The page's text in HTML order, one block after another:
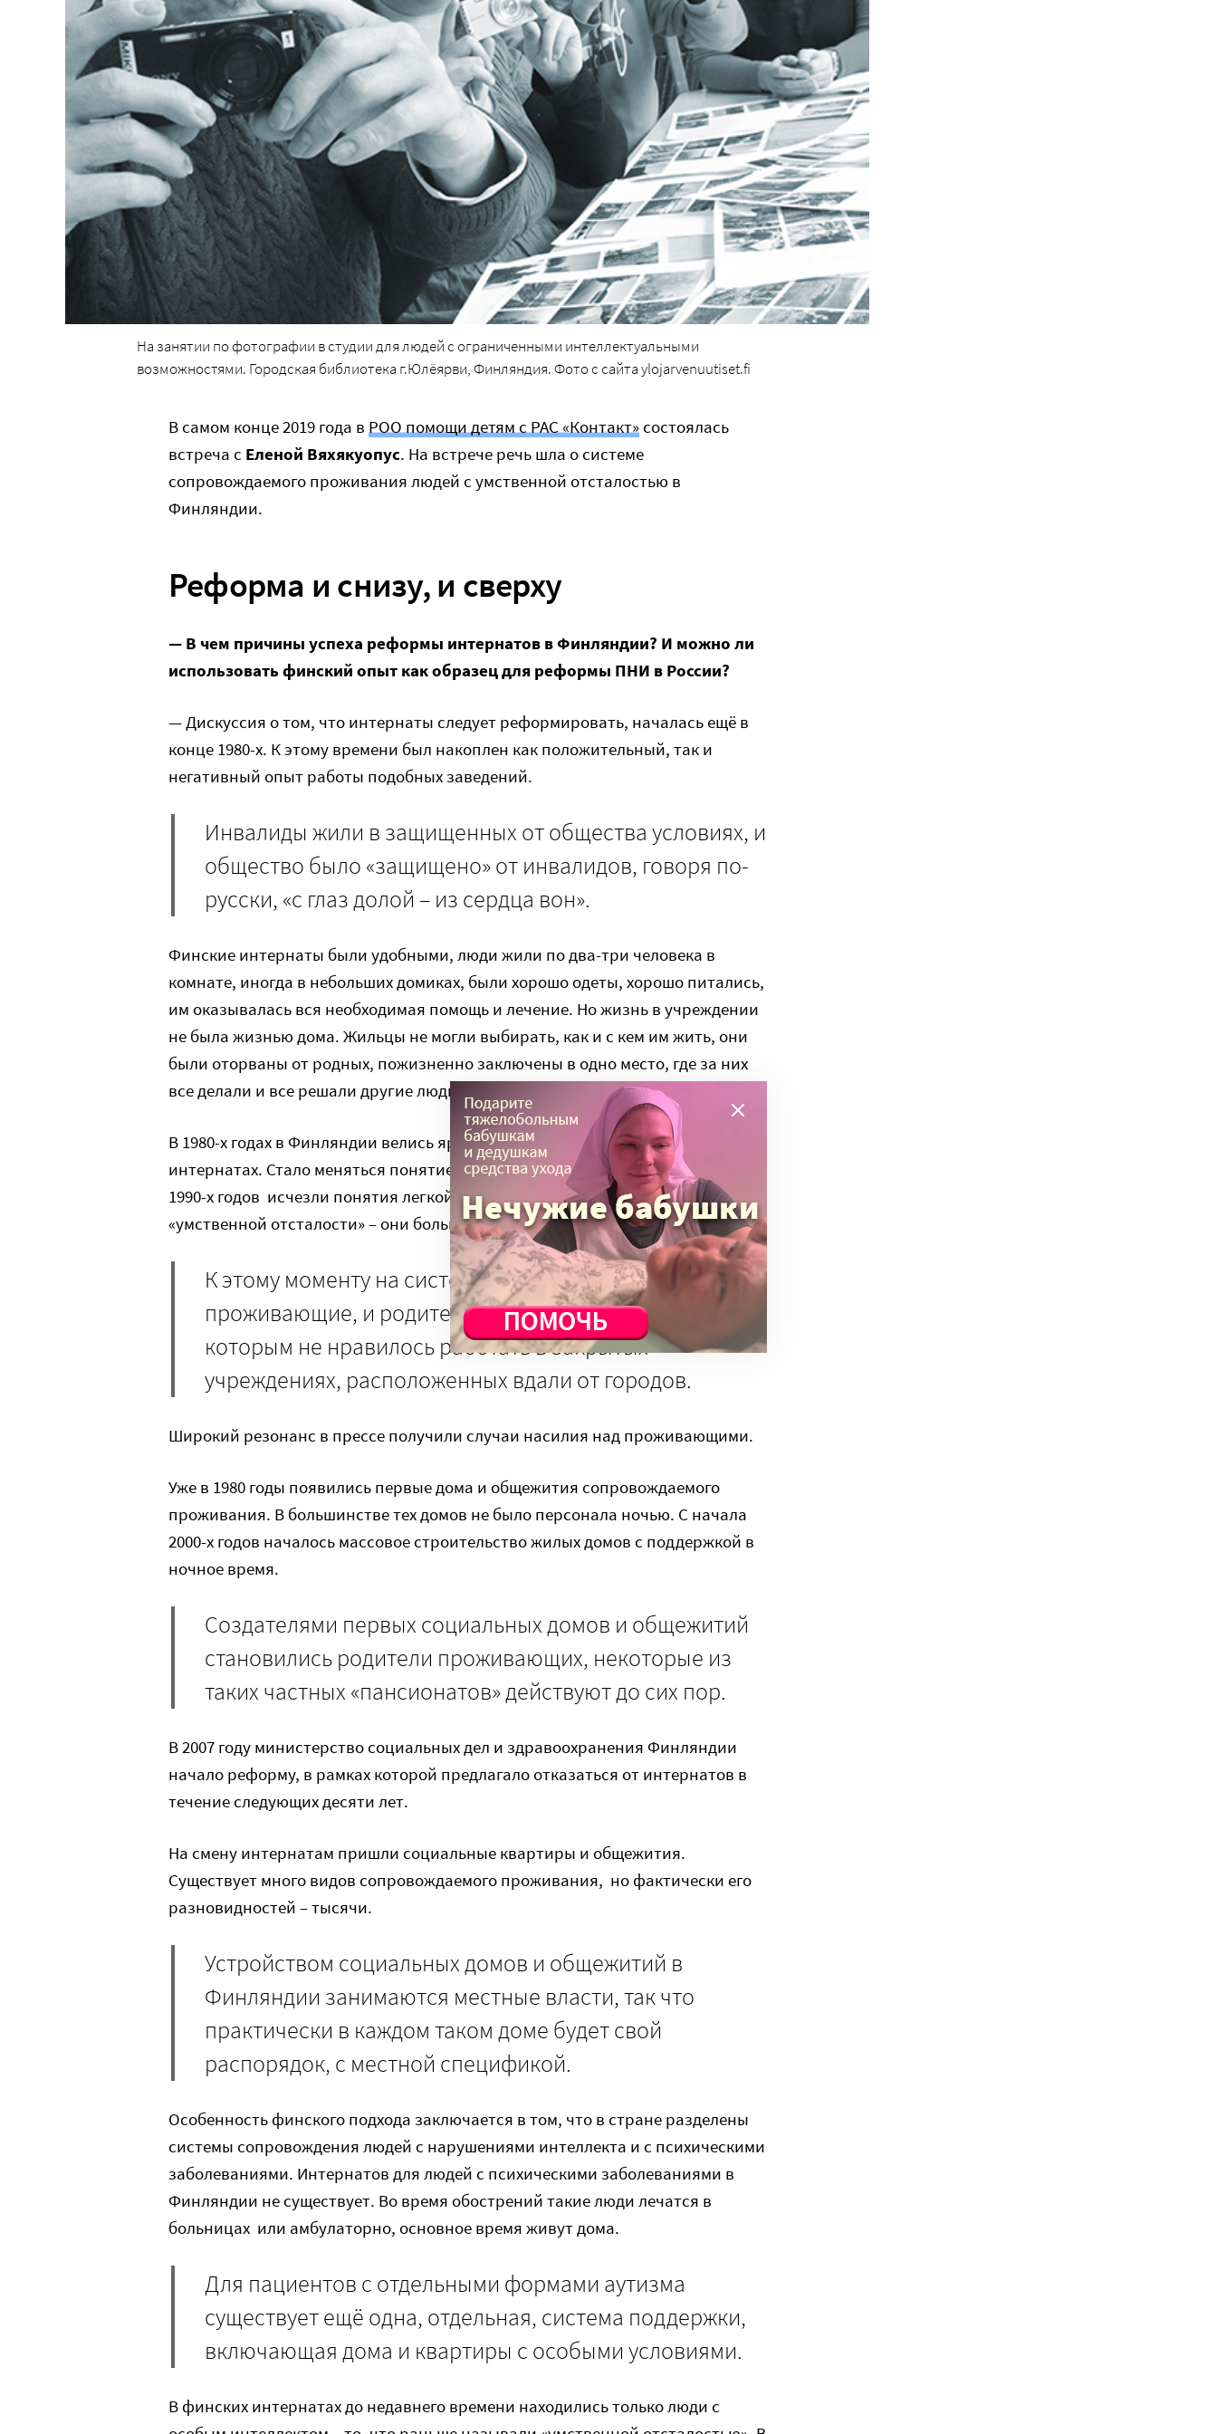
На занятии по фотографии в студии для людей с ограниченными интеллектуальными
возможностями. Городская библиотека г.Юлёярви, Финляндия. Фото с сайта ylojarvenuutiset.fi
В самом конце 2019 года в РОО помощи детям с РАС «Контакт»состоялась
встреча с Еленой Вяхякуопус. На встрече речь шла о системе
сопровождаемого проживания людей с умственной отсталостью в
Финляндии.
Реформа и снизу, и сверху
— В чем причины успеха реформы интернатов в Финляндии? И можно ли
использовать финский опыт как образец для реформы ПНИ в России?
— Дискуссия о том, что интернаты следует реформировать, началась ещё в
конце 1980-х. К этому времени был накоплен как положительный, так и
негативный опыт работы подобных заведений.
Инвалиды жили в защищенных от общества условиях, и
общество было «защищено» от инвалидов, говоря по-
русски, «с глаз долой – из сердца вон».
Финские интернаты были удобными, люди жили по два-три человека в
комнате, иногда в небольших домиках, были хорошо одеты, хорошо питались,
им оказывалась вся необходимая помощь и лечение. Но жизнь в учреждении
не была жизнью дома. Жильцы не могли выбирать, как и с кем им жить, они
были оторваны от родных, пожизненно заключены в одно место, где за них
все делали и все решали другие люди.
В 1980-х годах в Финляндии велись яростные споры о качестве жизни в
интернатах. Стало меняться понятие и определение инвалидности. В начале
1990-х годов исчезли понятия легкой, умеренной, глубокой и тяжелой
«умственной отсталости» – они больше не включались в диагнозы.
К этому моменту на систему интернатов жаловались и
проживающие, и родители, и сами сотрудники,
которым не нравилось работать в закрытых
учреждениях, расположенных вдали от городов.
Широкий резонанс в прессе получили случаи насилия над проживающими.
Уже в 1980 годы появились первые дома и общежития сопровождаемого
проживания. В большинстве тех домов не было персонала ночью. С начала
2000-х годов началось массовое строительство жилых домов с поддержкой в
ночное время.
Создателями первых социальных домов и общежитий
становились родители проживающих, некоторые из
таких частных «пансионатов» действуют до сих пор.
В 2007 году министерство социальных дел и здравоохранения Финляндии
начало реформу, в рамках которой предлагало отказаться от интернатов в
течение следующих десяти лет.
На смену интернатам пришли социальные квартиры и общежития.
Существует много видов сопровождаемого проживания, но фактически его
разновидностей – тысячи.
Устройством социальных домов и общежитий в
Финляндии занимаются местные власти, так что
практически в каждом таком доме будет свой
распорядок, с местной спецификой.
Особенность финского подхода заключается в том, что в стране разделены
системы сопровождения людей с нарушениями интеллекта и с психическими
заболеваниями. Интернатов для людей с психическими заболеваниями в
Финляндии не существует. Во время обострений такие люди лечатся в
больницах или амбулаторно, основное время живут дома.
Для пациентов с отдельными формами аутизма
существует ещё одна, отдельная, система поддержки,
включающая дома и квартиры с особыми условиями.
В финских интернатах до недавнего времени находились только люди с